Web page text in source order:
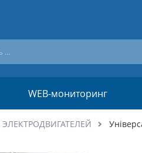
WEB-мониторинг